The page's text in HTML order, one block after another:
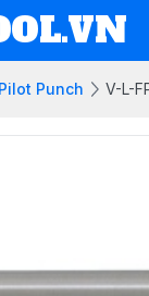
Pilot Punch V-L-